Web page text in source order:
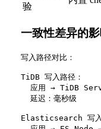
验
一致性差异的
写入路径对比：
TiDB 写入路径：
应用 → TiDB
  延迟：毫秒级
Elasticsearch 写入